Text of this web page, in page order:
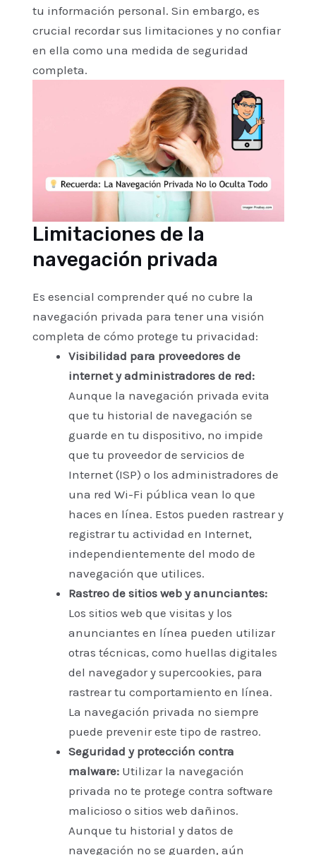
tu información personal. Sin embargo, es
crucial recordar sus limitaciones y no confiar
en ella como una medida de seguridad
completa.
Limitaciones de la
navegación privada
Es esencial comprender qué no cubre la
navegación privada para tener una visión
completa de cómo protege tu privacidad:
Visibilidad para proveedores de
internet y administradores de red:
Aunque la navegación privada evita
que tu historial de navegación se
guarde en tu dispositivo, no impide
que tu proveedor de servicios de
Internet (ISP) o los administradores de
una red Wi-Fi pública vean lo que
haces en línea. Estos pueden rastrear y
registrar tu actividad en Internet,
independientemente del modo de
navegación que utilices.
Rastreo de sitios web y anunciantes:
Los sitios web que visitas y los
anunciantes en línea pueden utilizar
otras técnicas, como huellas digitales
del navegador y supercookies, para
rastrear tu comportamiento en línea.
La navegación privada no siempre
puede prevenir este tipo de rastreo.
Seguridad y protección contra
malware:Utilizar la navegación
privada no te protege contra software
malicioso o sitios web dañinos.
Aunque tu historial y datos de
navegación no se guarden, aún